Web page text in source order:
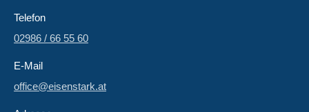
Telefon
02986 / 66 55 60
E-Mail
office@eisenstark.at